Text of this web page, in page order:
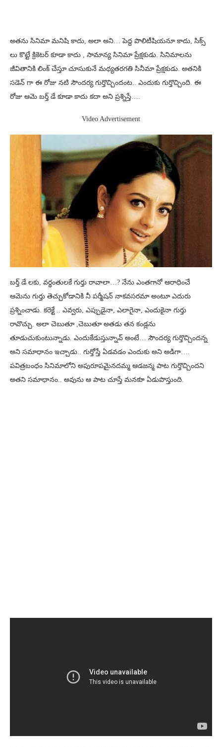
అతను సినిమా మనిషి కాదు, అలా అని… పెద్ద పొలిటీషియనూ కాదు, సిక్స్
లు కొట్టే క్రికెటర్ కూడా కాదు , సామాన్య సినిమా ప్రేక్షకుడు. సినిమాలను
జీవితానికి లింక్ చేస్తూ చూసుకునే మధ్యతరగతి సినీమా ప్రేక్షకుడు. అతనికి
సడెన్ గా ఈ రోజు నటి సౌందర్య గుర్తొచ్చిందంట.. ఎందుకు గుర్తొచ్చింది. ఈ
రోజు ఆమె బర్త్ డే కూడా కాదు కదా అని ప్రశ్నిస్తే….
Video Advertisement
బర్త్ డే లకు, వర్థంతులకే గుర్తు రావాలా…? నేను ఎంతగానో ఆరాధించే
ఆమెను గుర్తు తెచ్చుకోడానికి నీ పర్మీషన్ నాకవసరమా అంటూ ఎదురు
ప్రశ్నించాడు. కరెక్టే .. ఎవ్వరు, ఎప్పుడైనా, ఎలాగైనా, ఎందుకైనా గుర్తు
రావొచ్చు. అలా చెబుతూ ,చెబుతూ అతడు తన కండ్లను
తూడుచుకుంటున్నాడు. ఎందుకేడుస్తున్నావ్ అంటే… సౌందర్య గుర్తొచ్చిందన్న
అని సమాధానం ఇచ్చాడు.. గుర్తోస్తే ఏడవడం ఎందుకు అని అడిగా….
పవిత్రబంధం సినిమాలోని అపురూపమైనదమ్మ ఆడజన్మ పాట గుర్తొచ్చిందని
అతని సమాధానం.. అవును ఆ పాట చూస్తే మనకుా ఏడుపొస్తుంది.